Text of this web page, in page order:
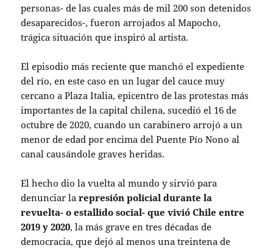
personas- de las cuales más de mil 200 son detenidos
desaparecidos-, fueron arrojados al Mapocho,
trágica situación que inspiró al artista.
El episodio más reciente que manchó el expediente
del río, en este caso en un lugar del cauce muy
cercano a Plaza Italia, epicentro de las protestas más
importantes de la capital chilena, sucedió el 16 de
octubre de 2020, cuando un carabinero arrojó a un
menor de edad por encima del Puente Pío Nono al
canal causándole graves heridas.
El hecho dio la vuelta al mundo y sirvió para
denunciar larepresión policial durante la
revuelta- o estallido social- que vivió Chile entre
2019 y 2020, la más grave en tres décadas de
democracia, que dejó al menos una treintena de